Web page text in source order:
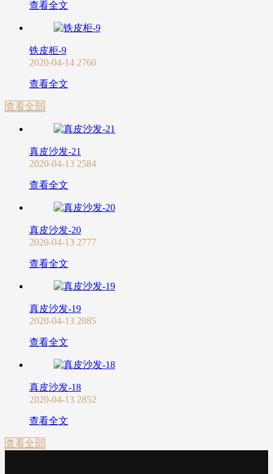
查看全文
铁皮柜-9
2020-04-14 2760
查看全文
查看全部
真皮沙发-21
2020-04-13 2584
查看全文
真皮沙发-20
2020-04-13 2777
查看全文
真皮沙发-19
2020-04-13 2885
查看全文
真皮沙发-18
2020-04-13 2852
查看全文
查看全部